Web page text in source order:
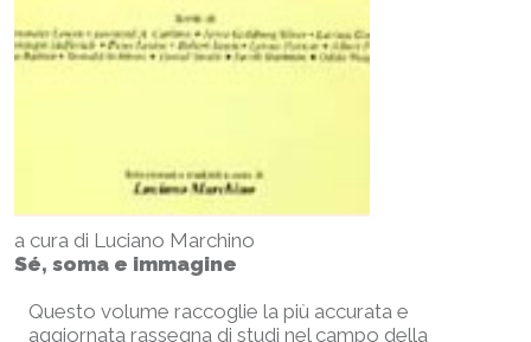
a cura di Luciano Marchino
Sé, soma e immagine
Questo volume raccoglie la più accurata e
aggiornata rassegna di studi nel campo della